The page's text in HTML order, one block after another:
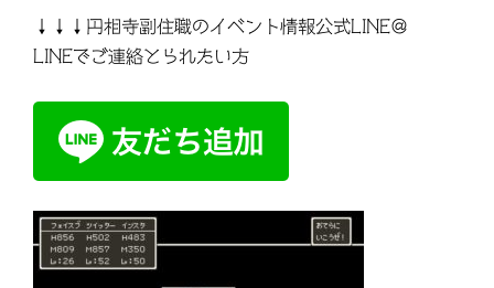
↓↓↓円相寺副住職のイベント情報公式LINE＠
LINEでご連絡とられたい方